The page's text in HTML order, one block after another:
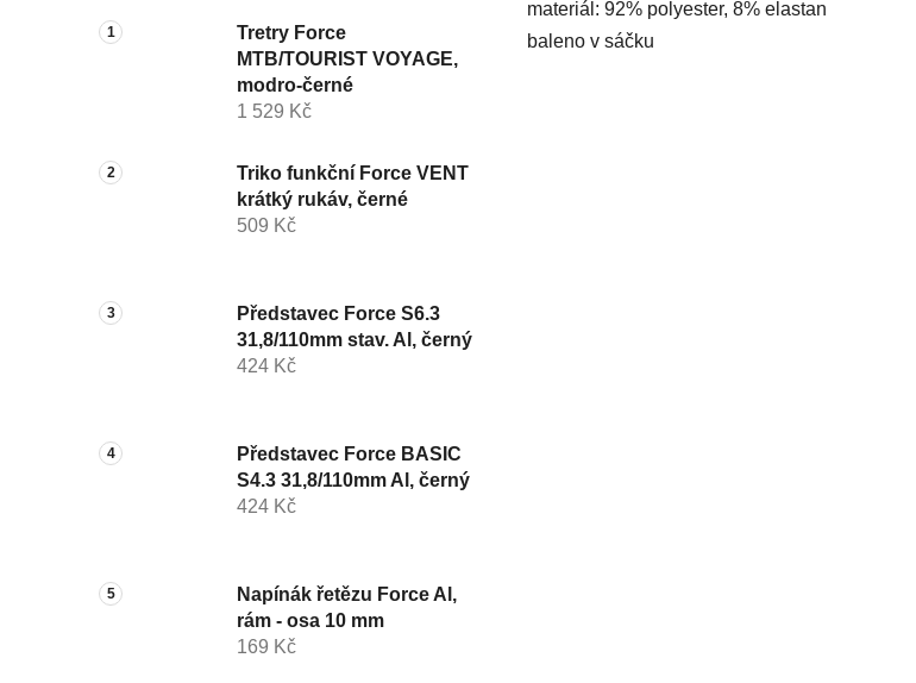
Tretry Force
MTB/TOURIST VOYAGE,
modro-černé
1 529 Kč
Triko funkční Force VENT
krátký rukáv, černé
509 Kč
Představec Force S6.3
31,8/110mm stav. Al, černý
424 Kč
Představec Force BASIC
S4.3 31,8/110mm Al, černý
424 Kč
Napínák řetězu Force Al,
rám - osa 10 mm
169 Kč
materiál: 92% polyester, 8% elastan
baleno v sáčku